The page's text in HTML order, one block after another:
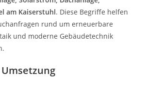
am Kaiserstuhl. Diese Begriffe helfen
rund um erneuerbare
und moderne Gebäudetechnik